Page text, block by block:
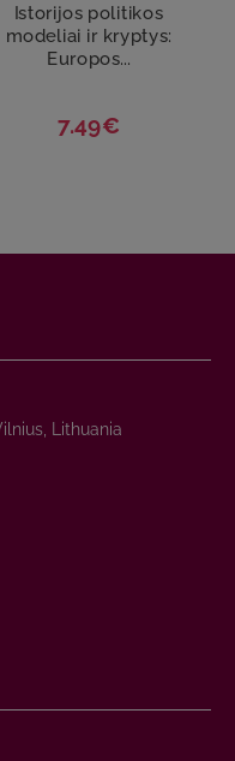
Istorijos politikos
modeliai ir kryptys:
Europos...
7.49€
Lithuania